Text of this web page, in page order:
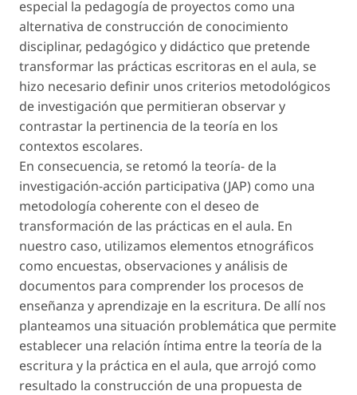
especial la pedagogía de proyectos como una
alternativa de construcción de conocimiento
disciplinar, pedagógico y didáctico que pretende
transformar las prácticas escritoras en el aula, se
hizo necesario definir unos criterios metodológicos
de investigación que permitieran observar y
contrastar la pertinencia de la teoría en los
contextos escolares.
En consecuencia, se retomó la teoría- de la
investigación-acción participativa (JAP) como una
metodología coherente con el deseo de
transformación de las prácticas en el aula. En
nuestro caso, utilizamos elementos etnográficos
como encuestas, observaciones y análisis de
documentos para comprender los procesos de
enseñanza y aprendizaje en la escritura. De allí nos
planteamos una situación problemática que permite
establecer una relación íntima entre la teoría de la
escritura y la práctica en el aula, que arrojó como
resultado la construcción de una propuesta de